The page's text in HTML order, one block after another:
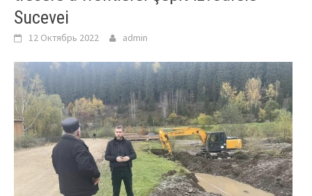
Sucevei
12 Октябрь 2022 admin